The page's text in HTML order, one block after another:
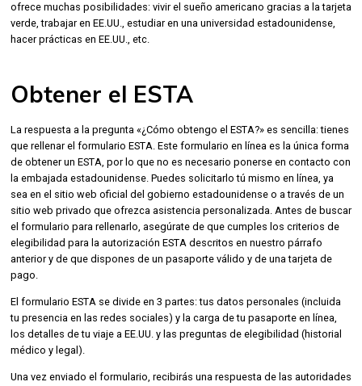
ofrece muchas posibilidades: vivir el sueño americano gracias a la tarjeta
verde, trabajar en EE.UU., estudiar en una universidad estadounidense,
hacer prácticas en EE.UU., etc.
Obtener el ESTA
La respuesta a la pregunta «¿Cómo obtengo el ESTA?» es sencilla: tienes
que rellenar el formulario ESTA. Este formulario en línea es la única forma
de obtener un ESTA, por lo que no es necesario ponerse en contacto con
la embajada estadounidense. Puedes solicitarlo tú mismo en línea, ya
sea en el sitio web oficial del gobierno estadounidense o a través de un
sitio web privado que ofrezca asistencia personalizada. Antes de buscar
el formulario para rellenarlo, asegúrate de que cumples los criterios de
elegibilidad para la autorización ESTA descritos en nuestro párrafo
anterior y de que dispones de un pasaporte válido y de una tarjeta de
pago.
El formulario ESTA se divide en 3 partes: tus datos personales (incluida
tu presencia en las redes sociales) y la carga de tu pasaporte en línea,
los detalles de tu viaje a EE.UU. y las preguntas de elegibilidad (historial
médico y legal).
Una vez enviado el formulario, recibirás una respuesta de las autoridades